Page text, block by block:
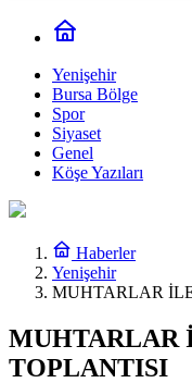
Yenişehir
Bursa Bölge
Spor
Siyaset
Genel
Köşe Yazıları
Haberler
Yenişehir
MUHTARLAR
MUHTARLAR
TOPLANTISI